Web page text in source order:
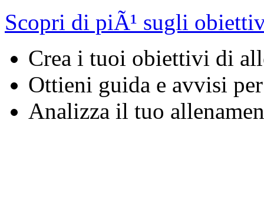
Scopri di piÃ¹ sugli
Crea i tuoi obiettivi di
Ottieni guida e avvisi
Analizza il tuo